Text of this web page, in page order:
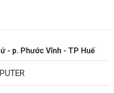
- p. Phước Vĩnh - TP Huế